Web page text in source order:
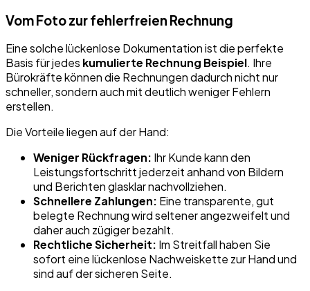
Vom Foto zur fehlerfreien Rechnung
Eine solche lückenlose Dokumentation ist die perfekte
Basis für jedes kumulierte Rechnung Beispiel. Ihre
Bürokräfte können die Rechnungen dadurch nicht nur
schneller, sondern auch mit deutlich weniger Fehlern
erstellen.
Die Vorteile liegen auf der Hand:
Weniger Rückfragen: Ihr Kunde kann den
Leistungsfortschritt jederzeit anhand von Bildern
und Berichten glasklar nachvollziehen.
Schnellere Zahlungen: Eine transparente, gut
belegte Rechnung wird seltener angezweifelt und
daher auch zügiger bezahlt.
Rechtliche Sicherheit: Im Streitfall haben Sie
sofort eine lückenlose Nachweiskette zur Hand und
sind auf der sicheren Seite.